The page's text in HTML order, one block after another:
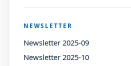
NEWSLETTER
Newsletter 2025-09
Newsletter 2025-10